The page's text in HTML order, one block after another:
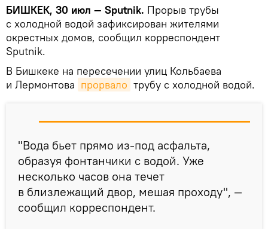
БИШКЕК, 30 июл — Sputnik. Прорыв трубы
с холодной водой зафиксирован жителями
окрестных домов, сообщил корреспондент
Sputnik.
В Бишкеке на пересечении улиц Кольбаева
и Лермонтова прорвало трубу с холодной водой.
"Вода бьет прямо из-под асфальта,
образуя фонтанчики с водой. Уже
несколько часов она течет
в близлежащий двор, мешая проходу", —
сообщил корреспондент.